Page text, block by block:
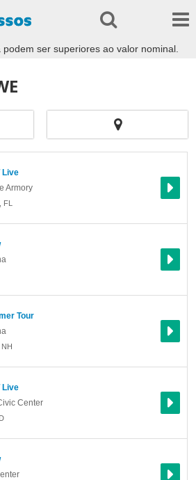
ser superiores ao valor nominal.
Live
Armory
FL
Tour
NH
Live
Center